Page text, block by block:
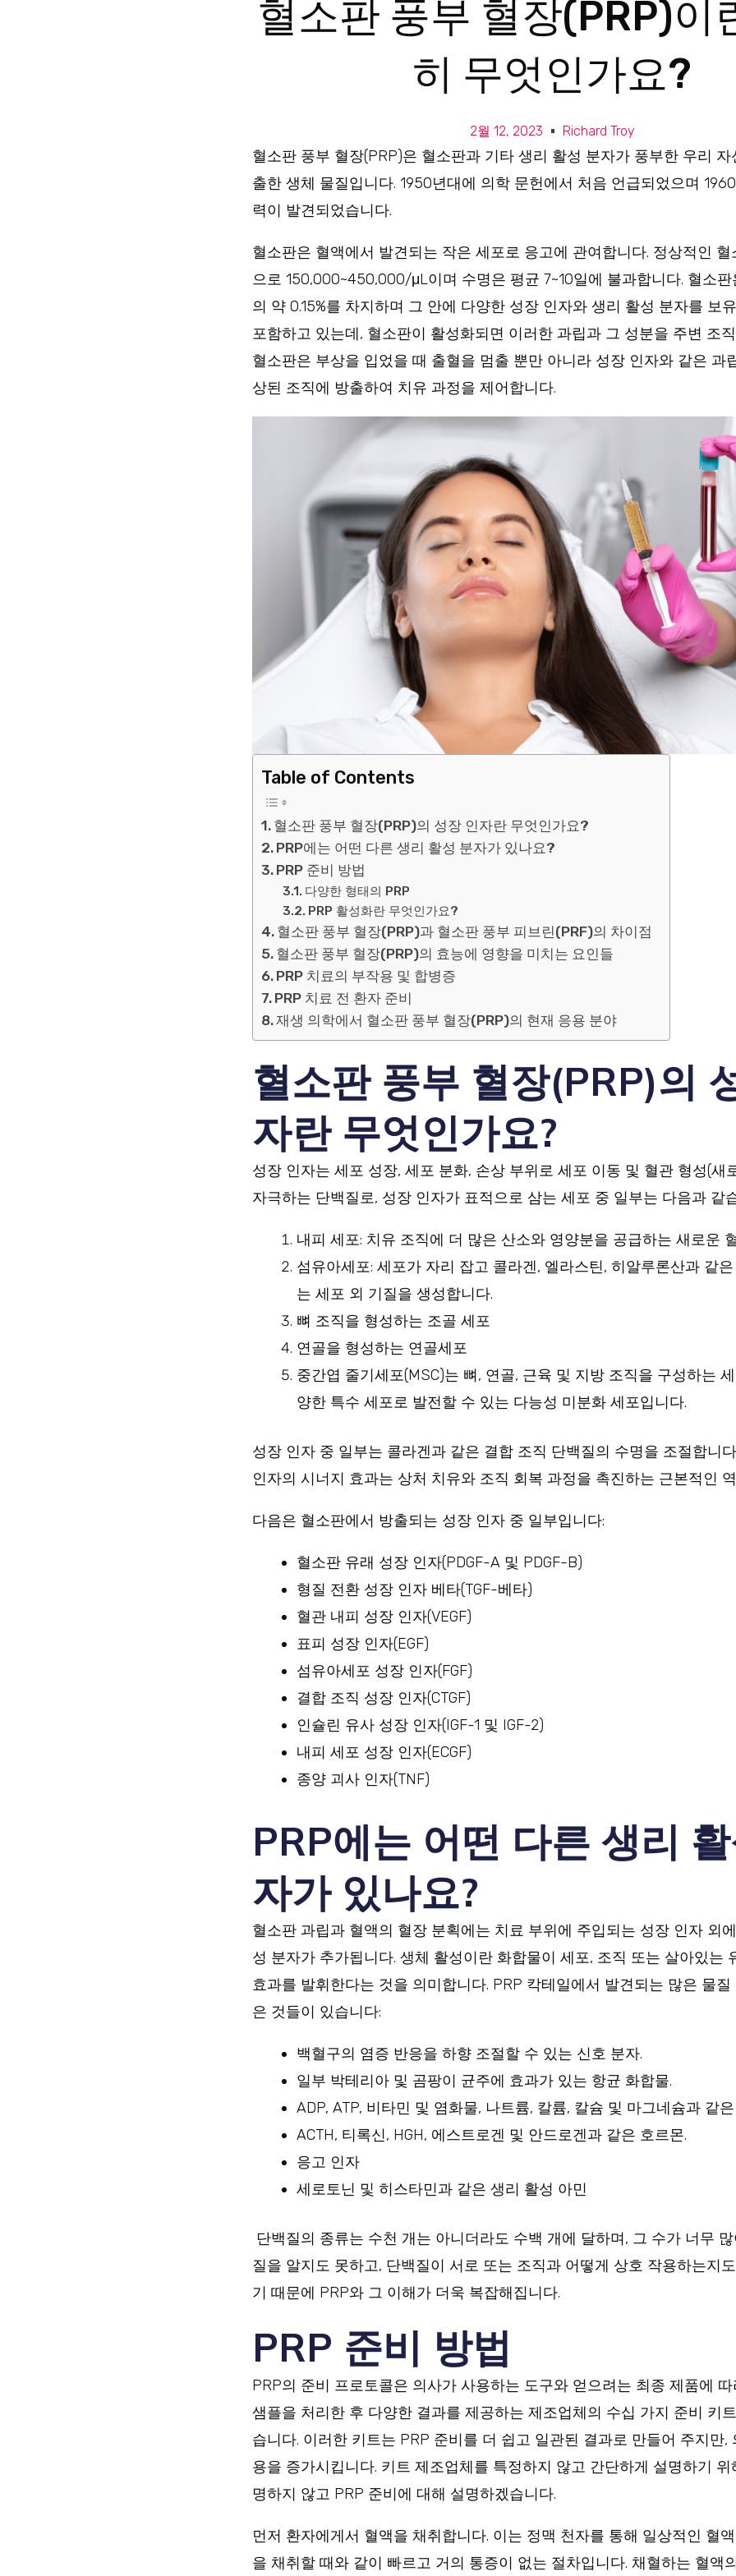
혈소판 풍부 혈장(PRP)이
히 무엇인가요?
2월 12, 2023 Richard Troy
혈소판 풍부 혈장(PRP)은 혈소판과 기타 생리 활성 분자가 풍부한 우리
출한 생체 물질입니다. 1950년대에 의학 문헌에서 처음 언급되었으며
력이 발견되었습니다.
혈소판은 혈액에서 발견되는 작은 세포로 응고에 관여합니다. 정상적인
으로 150,000~450,000/μL이며 수명은 평균 7~10일에 불과합니다. 혈소
의 약 0.15%를 차지하며 그 안에 다양한 성장 인자와 생리 활성 분자를 보
포함하고 있는데, 혈소판이 활성화되면 이러한 과립과 그 성분을 주변 조
혈소판은 부상을 입었을 때 출혈을 멈출 뿐만 아니라 성장 인자와 같은 과
상된 조직에 방출하여 치유 과정을 제어합니다.
Table of Contents
혈소판 풍부 혈장(PRP)의 성장 인자란 무엇인가요?
PRP에는 어떤 다른 생리 활성 분자가 있나요?
PRP 준비 방법
다양한 형태의 PRP
PRP 활성화란 무엇인가요?
혈소판 풍부 혈장(PRP)과 혈소판 풍부 피브린(PRF)의 차이점
혈소판 풍부 혈장(PRP)의 효능에 영향을 미치는 요인들
PRP 치료의 부작용 및 합병증
PRP 치료 전 환자 준비
재생 의학에서 혈소판 풍부 혈장(PRP)의 현재 응용 분야
혈소판 풍부 혈장(PRP)의
자란 무엇인가요?
성장 인자는 세포 성장, 세포 분화, 손상 부위로 세포 이동 및 혈관 형성(새
자극하는 단백질로, 성장 인자가 표적으로 삼는 세포 중 일부는 다음과 같
내피 세포: 치유 조직에 더 많은 산소와 영양분을 공급하는 새로운
섬유아세포: 세포가 자리 잡고 콜라겐, 엘라스틴, 히알루론산과 같
는 세포 외 기질을 생성합니다.
뼈 조직을 형성하는 조골 세포
연골을 형성하는 연골세포
중간엽 줄기세포(MSC)는 뼈, 연골, 근육 및 지방 조직을 구성하는
양한 특수 세포로 발전할 수 있는 다능성 미분화 세포입니다.
성장 인자 중 일부는 콜라겐과 같은 결합 조직 단백질의 수명을 조절합니
인자의 시너지 효과는 상처 치유와 조직 회복 과정을 촉진하는 근본적인
다음은 혈소판에서 방출되는 성장 인자 중 일부입니다:
혈소판 유래 성장 인자(PDGF-A 및 PDGF-B)
형질 전환 성장 인자 베타(TGF-베타)
혈관 내피 성장 인자(VEGF)
표피 성장 인자(EGF)
섬유아세포 성장 인자(FGF)
결합 조직 성장 인자(CTGF)
인슐린 유사 성장 인자(IGF-1 및 IGF-2)
내피 세포 성장 인자(ECGF)
종양 괴사 인자(TNF)
PRP에는 어떤 다른 생리
자가 있나요?
혈소판 과립과 혈액의 혈장 분획에는 치료 부위에 주입되는 성장 인자 외
성 분자가 추가됩니다. 생체 활성이란 화합물이 세포, 조직 또는 살아있는
효과를 발휘한다는 것을 의미합니다. PRP 칵테일에서 발견되는 많은 물
은 것들이 있습니다:
백혈구의 염증 반응을 하향 조절할 수 있는 신호 분자.
일부 박테리아 및 곰팡이 균주에 효과가 있는 항균 화합물.
ADP, ATP, 비타민 및 염화물, 나트륨, 칼륨, 칼슘 및 마그네슘과 같
ACTH, 티록신, HGH, 에스트로겐 및 안드로겐과 같은 호르몬.
응고 인자
세로토닌 및 히스타민과 같은 생리 활성 아민
단백질의 종류는 수천 개는 아니더라도 수백 개에 달하며, 그 수가 너무
질을 알지도 못하고, 단백질이 서로 또는 조직과 어떻게 상호 작용하는지
기 때문에 PRP와 그 이해가 더욱 복잡해집니다.
PRP 준비 방법
PRP의 준비 프로토콜은 의사가 사용하는 도구와 얻으려는 최종 제품에
샘플을 처리한 후 다양한 결과를 제공하는 제조업체의 수십 가지 준비 키
습니다. 이러한 키트는 PRP 준비를 더 쉽고 일관된 결과로 만들어 주지만,
용을 증가시킵니다. 키트 제조업체를 특정하지 않고 간단하게 설명하기
명하지 않고 PRP 준비에 대해 설명하겠습니다.
먼저 환자에게서 혈액을 채취합니다. 이는 정맥 천자를 통해 일상적인 혈
을 채취할 때와 같이 빠르고 거의 통증이 없는 절차입니다. 채혈하는 혈액